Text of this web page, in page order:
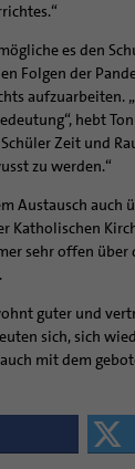
es den
Folgen der
aufzuarbeiten.
hebt
Zeit und
zu werden.“
Austausch auch
Katholischen
sehr offen über
guter und
sich, sich
mit dem